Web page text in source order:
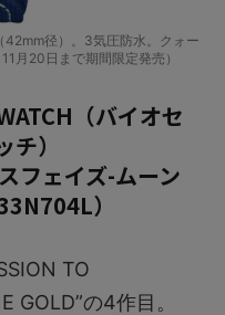
径）。3気圧防水。クォー
月20日まで期間限定発売）
（バイオセ
）
フェイズ-ムーン
）
TO
GOLD”の4作目。